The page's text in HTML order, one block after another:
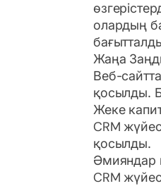
олардың
Жаңа
Веб-
қосылды.
Жеке
CRM
қосылды.
Әмияндар
CRM